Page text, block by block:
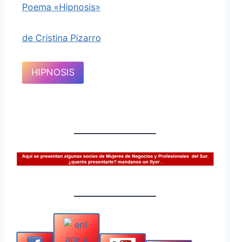
Poema «Hipnosis»
de Cristina Pizarro
HIPNOSIS